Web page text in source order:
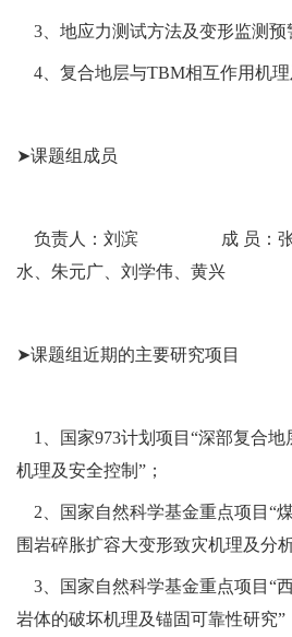
3、地应力测试方法及变形监测预
4、复合地层与TBM相互作用机理
➤课题组成员
负责人：刘滨 成 员：张程
水、朱元广、刘学伟、黄兴
➤课题组近期的主要研究项目
1、国家973计划项目“深部复合地
机理及安全控制”；
2、国家自然科学基金重点项目“
围岩碎胀扩容大变形致灾机理及分析
3、国家自然科学基金重点项目“
岩体的破坏机理及锚固可靠性研究”